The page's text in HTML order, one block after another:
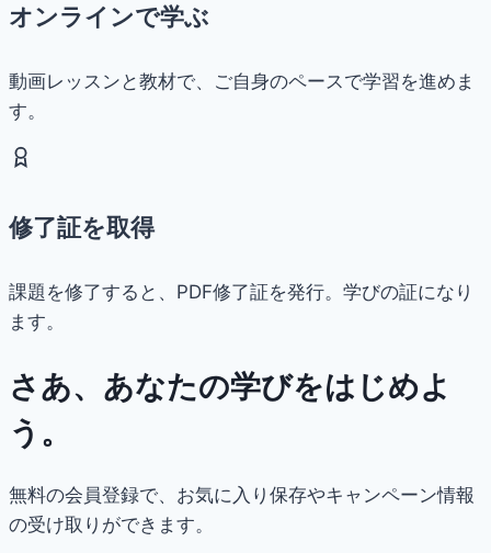
オンラインで学ぶ
動画レッスンと教材で、ご自身のペースで学習を進めま
す。
修了証を取得
課題を修了すると、PDF修了証を発行。学びの証になり
ます。
さあ、あなたの学びをはじめよ
う。
無料の会員登録で、お気に入り保存やキャンペーン情報
の受け取りができます。